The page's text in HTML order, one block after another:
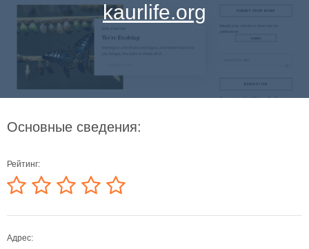
kaurlife.org
Основные сведения:
Рейтинг:
Адрес: